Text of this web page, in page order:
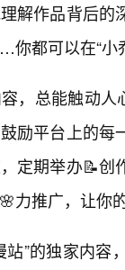
解作品背后
都可以在“小
，总能触动人
励平台上的
定期举办📝
力推广，让你
站”的独家内